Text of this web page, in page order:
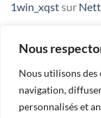
Nous
Nous utilisons
navigation,
personnalisés et
1win_xqstsur
béton ?